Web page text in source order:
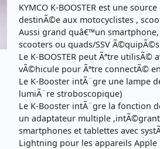
KYMCO K-BOOSTER est une
destinÃ©e aux motocyclistes ,
Aussi grand quâ€™un
scooters ou quads/SSV
Le K-BOOSTER peut Ãªtre
vÃ©hicule pour Ãªtre connectÃ©
Le K-Booster intÃ¨gre une lampe
lumiÃ¨re stroboscopique)
Le K-Booster intÃ¨gre la fonction
un adaptateur multiple
smartphones et tablettes avec
Lightning pour les appareils Apple